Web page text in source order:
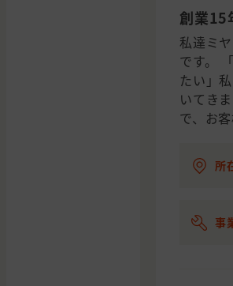
創業
私達ミ
です。
たい」
いてき
で、お
所
事